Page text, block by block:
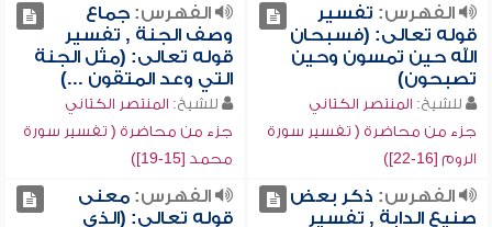
الفهرس: تفسير
قوله تعالى: (فسبحان
الله حين تمسون وحين
تصبحون)
للشيخ: المنتصر الكتاني
جزء من محاضرة ( تفسير سورة
الروم [16-22])
الفهرس:جماع
وصف الجنة , تفسير
قوله تعالى: (مثل الجنة
التي وعد المتقون ...)
للشيخ: المنتصر الكتاني
جزء من محاضرة ( تفسير سورة
محمد [15-19])
الفهرس: ذكر بعض
صنيع الدابة , تفسير
الفهرس:معنى
قوله تعالى: (الذي